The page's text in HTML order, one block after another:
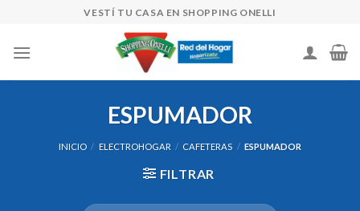
content
VESTÍ TU CASA EN SHOPPING ONELLI
ESPUMADOR
INICIO / ELECTROHOGAR / CAFETERAS / ESPUMADOR
FILTRAR